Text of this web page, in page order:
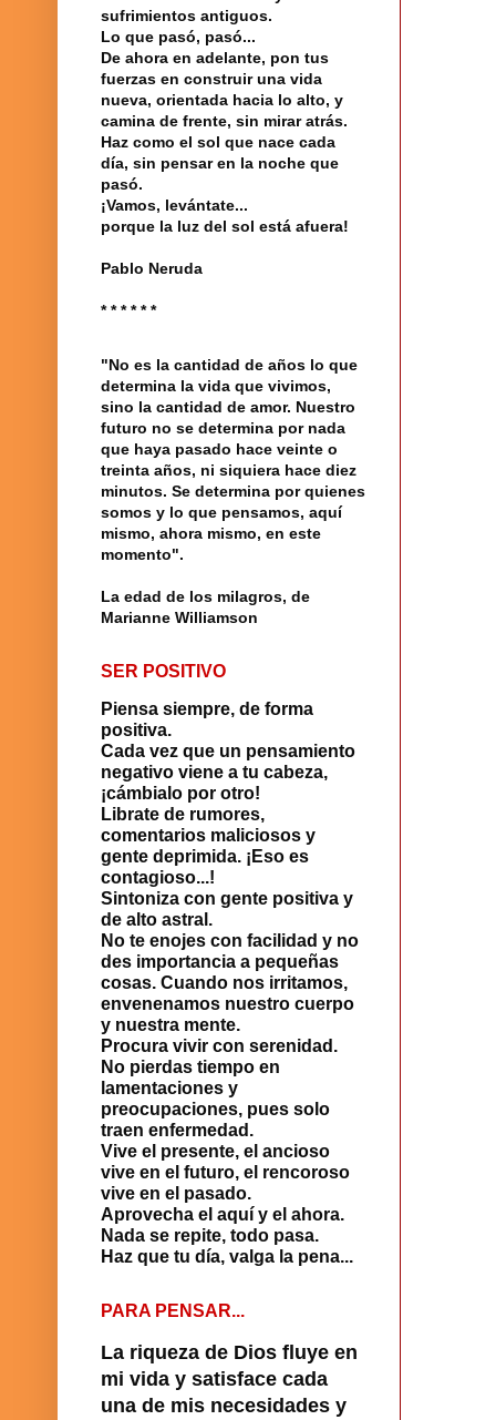
sufrimientos antiguos.
Lo que pasó, pasó...
De ahora en adelante, pon tus
fuerzas en construir una vida
nueva, orientada hacia lo alto, y
camina de frente, sin mirar atrás.
Haz como el sol que nace cada
día, sin pensar en la noche que
pasó.
¡Vamos, levántate...
porque la luz del sol está afuera!
Pablo Neruda
* * * * * *
"No es la cantidad de años lo que
determina la vida que vivimos,
sino la cantidad de amor. Nuestro
futuro no se determina por nada
que haya pasado hace veinte o
treinta años, ni siquiera hace diez
minutos. Se determina por quienes
somos y lo que pensamos, aquí
mismo, ahora mismo, en este
momento".
La edad de los milagros, de
Marianne Williamson
SER POSITIVO
Piensa siempre, de forma
positiva.
Cada vez que un pensamiento
negativo viene a tu cabeza,
¡cámbialo por otro!
Librate de rumores,
comentarios maliciosos y
gente deprimida. ¡Eso es
contagioso...!
Sintoniza con gente positiva y
de alto astral.
No te enojes con facilidad y no
des importancia a pequeñas
cosas. Cuando nos irritamos,
envenenamos nuestro cuerpo
y nuestra mente.
Procura vivir con serenidad.
No pierdas tiempo en
lamentaciones y
preocupaciones, pues solo
traen enfermedad.
Vive el presente, el ancioso
vive en el futuro, el rencoroso
vive en el pasado.
Aprovecha el aquí y el ahora.
Nada se repite, todo pasa.
Haz que tu día, valga la pena...
PARA PENSAR...
La riqueza de Dios fluye en
mi vida y satisface cada
una de mis necesidades y